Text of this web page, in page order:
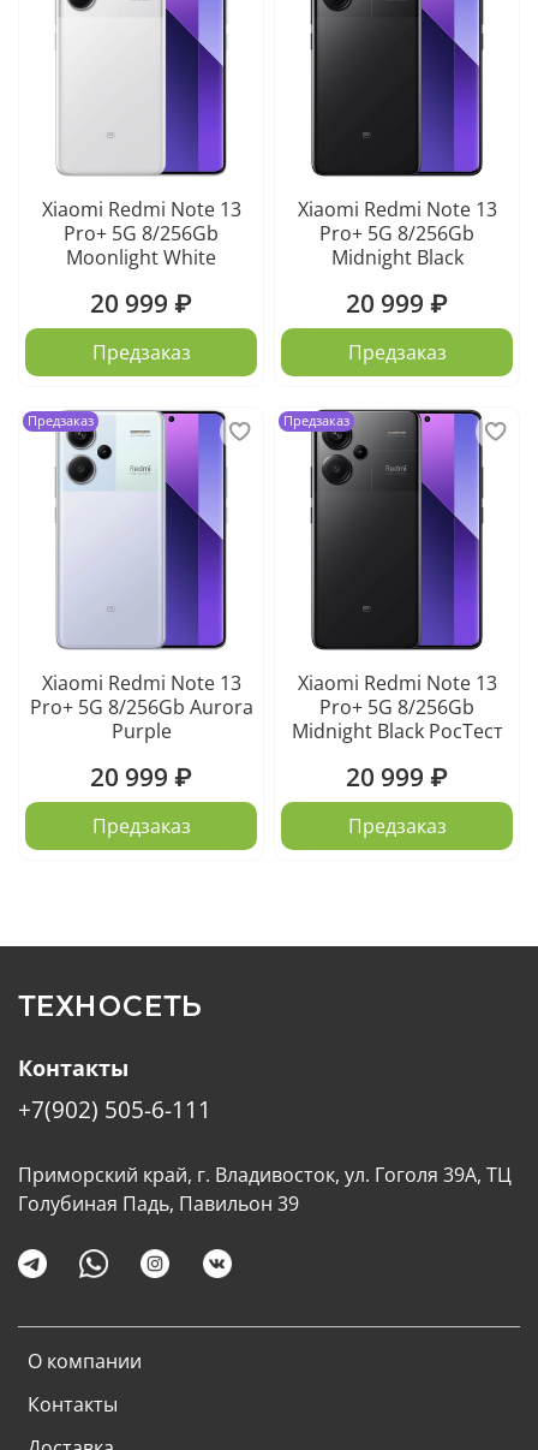
Xiaomi Redmi Note 13
Pro+ 5G 8/256Gb
Moonlight White
20 999 ₽
Предзаказ
Xiaomi Redmi Note 13
Pro+ 5G 8/256Gb
Midnight Black
20 999 ₽
Предзаказ
Предзаказ
Xiaomi Redmi Note 13
Pro+ 5G 8/256Gb Aurora
Purple
20 999 ₽
Предзаказ
Предзаказ
Xiaomi Redmi Note 13
Pro+ 5G 8/256Gb
Midnight Black РосТест
20 999 ₽
Предзаказ
ТЕХНОСЕТЬ
О компании
Контакты
Контакты
+7(902) 505-6-111
Приморский край, г. Владивосток, ул. Гоголя 39А, ТЦ
Голубиная Падь, Павильон 39